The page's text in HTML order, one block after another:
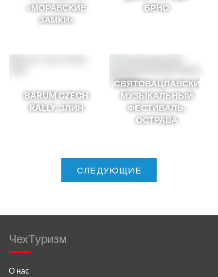
«МОРАВСКИЕ
ЗАМКИ»
БРНО
BARUM CZECH
RALLY, ЗЛИН
СВЯТОВАЦЛАВСКИЙ
МУЗЫКАЛЬНЫЙ
ФЕСТИВАЛЬ,
ОСТРАВА
СЛЕДУЮЩИЕ
ЧехТуризм
О нас